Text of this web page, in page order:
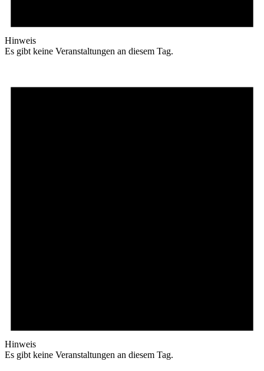
Hinweis
Es gibt keine Veranstaltungen an diesem Tag.
Hinweis
Es gibt keine Veranstaltungen an diesem Tag.